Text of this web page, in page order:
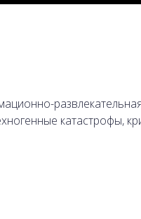
катастрофы,
советы и